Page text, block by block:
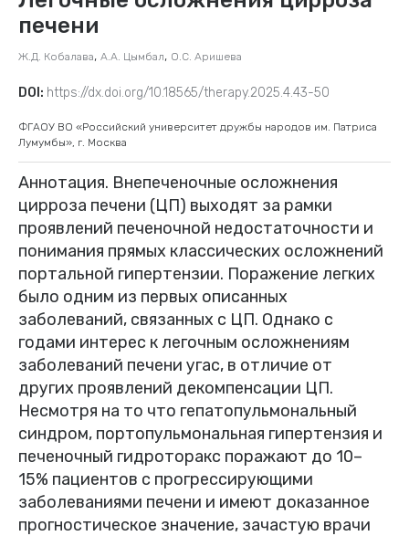
печени
ФГАОУ ВО «Российский университет дружбы народов им. Патриса
Лумумбы», г. Москва
Аннотация. Внепеченочные осложнения
цирроза печени (ЦП) выходят за рамки
проявлений печеночной недостаточности и
понимания прямых классических осложнений
портальной гипертензии. Поражение легких
было одним из первых описанных
заболеваний, связанных с ЦП. Однако с
годами интерес к легочным осложнениям
заболеваний печени угас, в отличие от
других проявлений декомпенсации ЦП.
Несмотря на то что гепатопульмональный
синдром, портопульмональная гипертензия и
печеночный гидроторакс поражают до 10–
15% пациентов с прогрессирующими
заболеваниями печени и имеют доказанное
прогностическое значение, зачастую врачи
DOI: https://dx.doi.org/10.18565/therapy.2025.4.43-50
Ж.Д. Кобалава, А.А. Цымбал, О.С. Аришева